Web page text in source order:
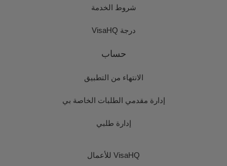
شروط الخدمة
درجة VisaHQ
حساب
الانتهاء من التطبيق
إدارة مقدمي الطلبات الخاصة بي
إدارة طلبي
VisaHQ للأعمال